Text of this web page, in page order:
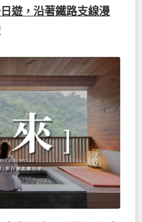
遊，沿著鐵路支線漫